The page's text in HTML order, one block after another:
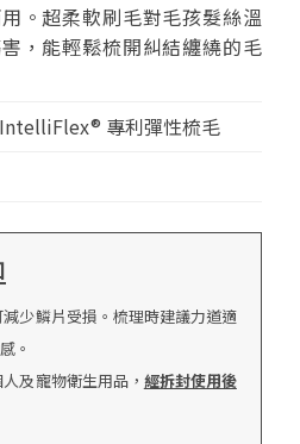
。超柔軟刷毛對毛孩髮絲溫
，能輕鬆梳開糾結纏繞的毛
專利彈性梳毛
減少鱗片受損。梳理時建議力道適
。
及寵物衛生用品， 經拆封使用後